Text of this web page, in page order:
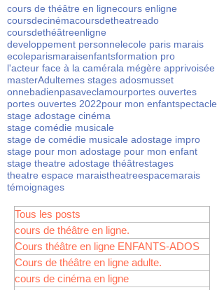
cours de théâtre en lignecours enligne
coursdecinémacoursdetheatreado
coursdethéâtreenligne
developpement personnelecole paris marais
ecoleparismaraisenfantsformation pro
l'acteur face à la camérala mégère apprivoisée
masterAdultemes stages adosmusset
onnebadienpasaveclamourportes ouvertes
portes ouvertes 2022pour mon enfantspectacle
stage adostage cinéma
stage comédie musicale
stage de comédie musicale adostage impro
stage pour mon adostage pour mon enfant
stage theatre adostage théâtrestages
theatre espace maraistheatreespacemarais
témoignages
Tous les posts
cours de théâtre en ligne.
Cours théâtre en ligne ENFANTS-ADOS
Cours de théâtre en ligne adulte.
cours de cinéma en ligne